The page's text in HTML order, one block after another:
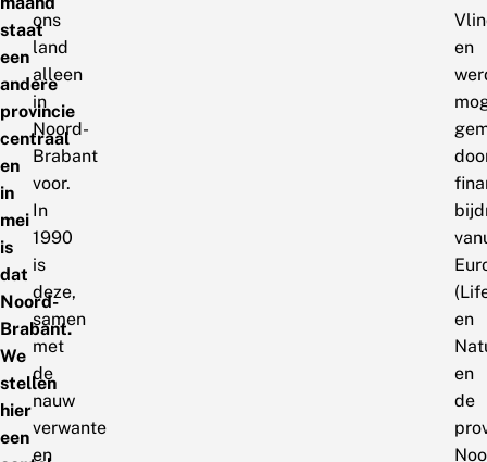
staat
een
andere
provincie
centraal
en
in
mei
is
dat
Noord-
Brabant.
We
stellen
hier
een
ons
land
alleen
in
Noord-
Brabant
voor.
In
1990
is
deze,
samen
met
de
nauw
verwante
en
en
en
en
de